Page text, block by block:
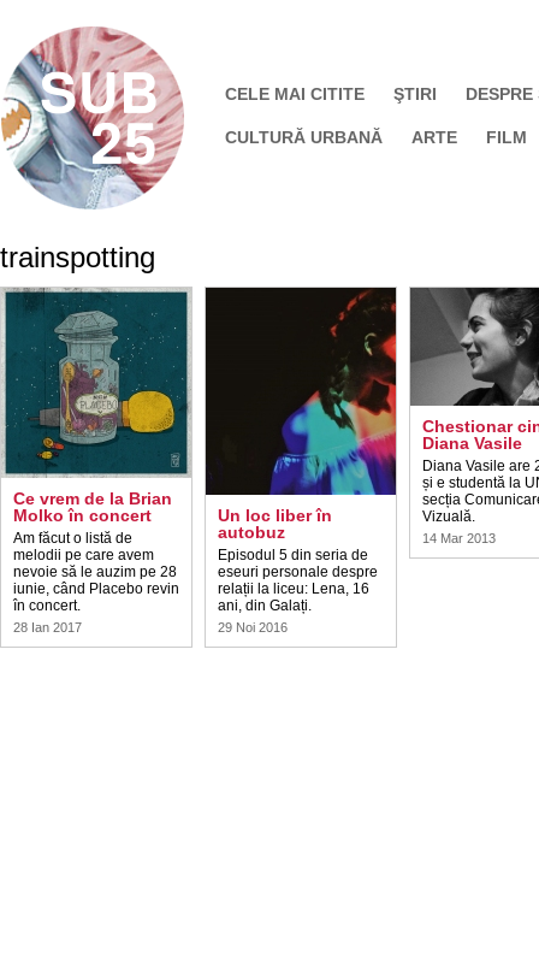
CELE MAI CITITE ŞTIRI DESPRE
CULTURĂ URBANĂ ARTE FILM
trainspotting
Ce vrem de la Brian
Molko în concert
Am făcut o listă de
melodii pe care avem
nevoie să le auzim pe 28
iunie, când Placebo revin
în concert.
28 Ian 2017
Un loc liber în
autobuz
Episodul 5 din seria de
eseuri personale despre
relații la liceu: Lena, 16
ani, din Galați.
29 Noi 2016
Chestionar
Diana Vasile
Diana Vasile are
și e studentă la
secția
Vizuală.
14 Mar 2013